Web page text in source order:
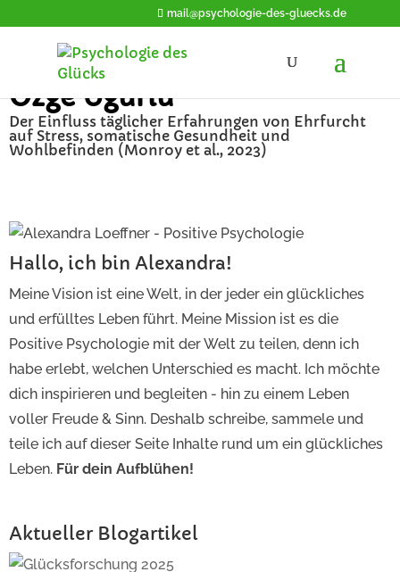
mail@psychologie-des-gluecks.de
Özge Uğurlu
Der Einfluss täglicher Erfahrungen von Ehrfurcht
auf Stress, somatische Gesundheit und
Wohlbefinden (Monroy et al., 2023)
Hallo, ich bin Alexandra!
Meine Vision ist eine Welt, in der jeder ein glückliches
und erfülltes Leben führt. Meine Mission ist es die
Positive Psychologie mit der Welt zu teilen, denn ich
habe erlebt, welchen Unterschied es macht. Ich möchte
dich inspirieren und begleiten - hin zu einem Leben
voller Freude & Sinn. Deshalb schreibe, sammele und
teile ich auf dieser Seite Inhalte rund um ein glückliches
Leben. Für dein Aufblühen!
Aktueller Blogartikel